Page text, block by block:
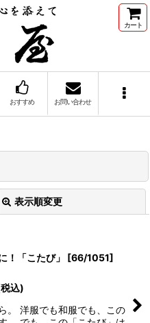
カート
おすすめ お問い合わせ
表示順変更
む
！「こたび」 [66/1051]
込)
。 洋服でも和服でも、この